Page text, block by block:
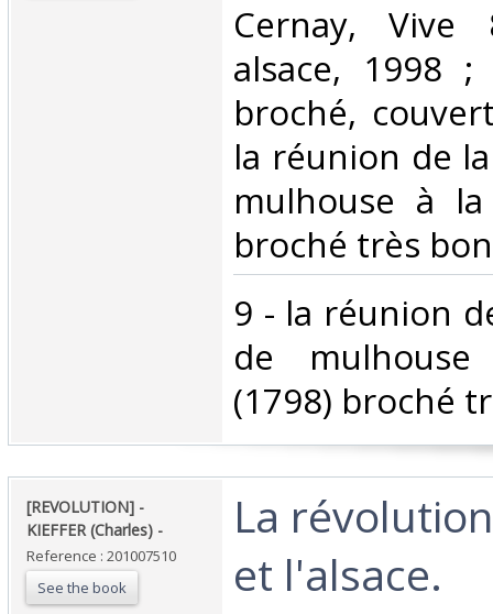
‎Cernay,
alsace, 1998
broché,
la réunion de
mulhouse à
broché très
‎9 - la réunion
de
(1798) broché
‎[REVOLUTION] -
KIEFFER (Charles) - ‎
Reference : 201007510
See the book
‎La
et l'alsace. ‎